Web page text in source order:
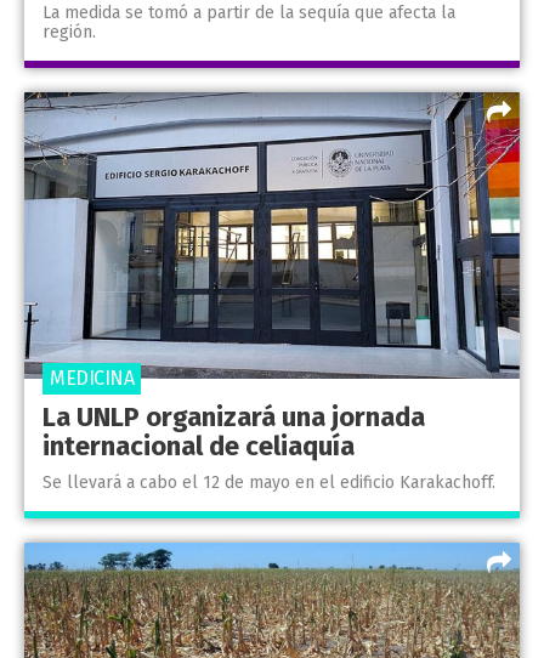
La medida se tomó a partir de la sequía que afecta la
región.
La UNLP organizará una jornada
internacional de celiaquía
Se llevará a cabo el 12 de mayo en el edificio Karakachoff.
MEDICINA